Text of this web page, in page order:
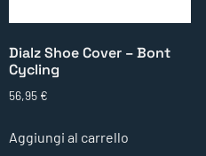
Dialz Shoe Cover – Bont
Cycling
56,95 €
Aggiungi al carrello